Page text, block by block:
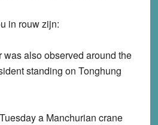
in rouw zijn:
was also observed around the
standing on Tonghung
a Manchurian crane